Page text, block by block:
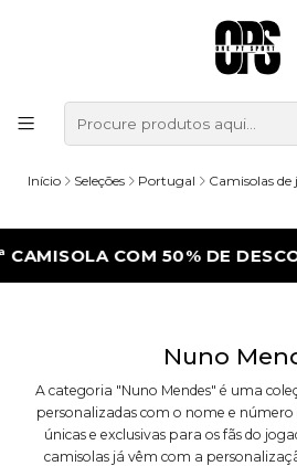
Início Seleções Portugal Camisolas de
COM 50% DE
Nuno
A categoria "Nuno Mendes" é uma
personalizadas com o nome e
únicas e exclusivas para os fãs do
camisolas já vêm com a